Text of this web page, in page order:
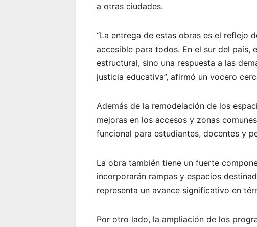
a otras ciudades.
“La entrega de estas obras es el reflejo
accesible para todos. En el sur del país,
estructural, sino una respuesta a las
justicia educativa”, afirmó un vocero
Además de la remodelación de los
mejoras en los accesos y zonas
funcional para estudiantes, docentes y
La obra también tiene un fuerte
incorporarán rampas y espacios
representa un avance significativo en
Por otro lado, la ampliación de los